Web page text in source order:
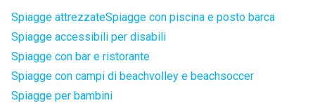
Spiagge attrezzateSpiagge con piscina e posto barca
Spiagge accessibili per disabili
Spiagge con bar e ristorante
Spiagge con campi di beachvolley e beachsoccer
Spiagge per bambini